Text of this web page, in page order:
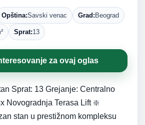
Opština:Savski venac Grad: Beograd
Sprat:13
za ovaj oglas
Sprat: 13 Grejanje: Centralno
Novogradnja Terasa Lift ❇️
stan u prestižnom kompleksu